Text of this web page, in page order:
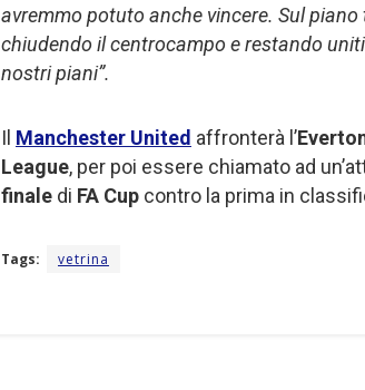
avremmo potuto anche vincere. Sul
chiudendo il centrocampo e restando
nostri piani”.
Il Manchester United affronterà l’
League, per poi essere chiamato ad
finale di FA Cup contro la prima in
Tags: vetrina